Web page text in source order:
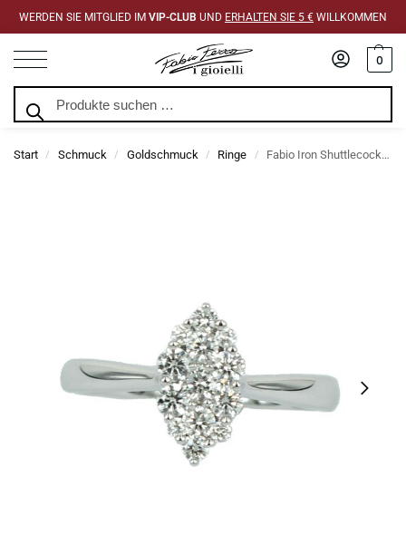
WERDEN SIE MITGLIED IM VIP-CLUB UND ERHALTEN SIE 5 € WILLKOMMEN
0
Start / Schmuck / Goldschmuck / Ringe / Fabio Iron Shuttlecock Diamantring Brillantschliff 0,46 Karat